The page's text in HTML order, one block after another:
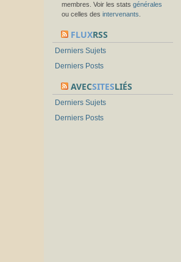
membres. Voir les stats générales
ou celles des intervenants
FLUXRSS
Derniers Sujets
Derniers Posts
AVECSITESLIÉS
Derniers Sujets
Derniers Posts